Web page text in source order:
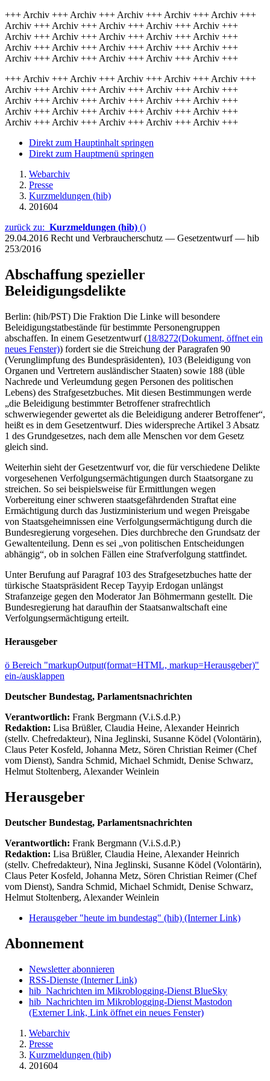
+++ Archiv +++ Archiv +++ Archiv +++ Archiv +++ Archiv +++
Archiv +++ Archiv +++ Archiv +++ Archiv +++ Archiv +++
Archiv +++ Archiv +++ Archiv +++ Archiv +++ Archiv +++
Archiv +++ Archiv +++ Archiv +++ Archiv +++ Archiv +++
Archiv +++ Archiv +++ Archiv +++ Archiv +++ Archiv +++
+++ Archiv +++ Archiv +++ Archiv +++ Archiv +++ Archiv +++
Archiv +++ Archiv +++ Archiv +++ Archiv +++ Archiv +++
Archiv +++ Archiv +++ Archiv +++ Archiv +++ Archiv +++
Archiv +++ Archiv +++ Archiv +++ Archiv +++ Archiv +++
Archiv +++ Archiv +++ Archiv +++ Archiv +++ Archiv +++
Direkt zum Hauptinhalt springen
Direkt zum Hauptmenü springen
Webarchiv
Presse
Kurzmeldungen (hib)
201604
zurück zu: Kurzmeldungen (hib) ()
29.04.2016 Recht und Verbraucherschutz — Gesetzentwurf — hib
253/2016
Abschaffung spezieller
Beleidigungsdelikte
Berlin: (hib/PST) Die Fraktion Die Linke will besondere
Beleidigungstatbestände für bestimmte Personengruppen
abschaffen. In einem Gesetzentwurf (18/8272(Dokument, öffnet ein
neues Fenster)) fordert sie die Streichung der Paragrafen 90
(Verunglimpfung des Bundespräsidenten), 103 (Beleidigung von
Organen und Vertretern ausländischer Staaten) sowie 188 (üble
Nachrede und Verleumdung gegen Personen des politischen
Lebens) des Strafgesetzbuches. Mit diesen Bestimmungen werde
„die Beleidigung bestimmter Betroffener strafrechtlich
schwerwiegender gewertet als die Beleidigung anderer Betroffener“,
heißt es in dem Gesetzentwurf. Dies widerspreche Artikel 3 Absatz
1 des Grundgesetzes, nach dem alle Menschen vor dem Gesetz
gleich sind.
Weiterhin sieht der Gesetzentwurf vor, die für verschiedene Delikte
vorgesehenen Verfolgungsermächtigungen durch Staatsorgane zu
streichen. So sei beispielsweise für Ermittlungen wegen
Vorbereitung einer schweren staatsgefährdenden Straftat eine
Ermächtigung durch das Justizministerium und wegen Preisgabe
von Staatsgeheimnissen eine Verfolgungsermächtigung durch die
Bundesregierung vorgesehen. Dies durchbreche den Grundsatz der
Gewaltenteilung. Denn es sei „von politischen Entscheidungen
abhängig“, ob in solchen Fällen eine Strafverfolgung stattfindet.
Unter Berufung auf Paragraf 103 des Strafgesetzbuches hatte der
türkische Staatspräsident Recep Tayyip Erdogan unlängst
Strafanzeige gegen den Moderator Jan Böhmermann gestellt. Die
Bundesregierung hat daraufhin der Staatsanwaltschaft eine
Verfolgungsermächtigung erteilt.
Herausgeber
ö Bereich "markupOutput(format=HTML, markup=Herausgeber)"
ein-/ausklappen
Deutscher Bundestag, Parlamentsnachrichten
Verantwortlich: Frank Bergmann (V.i.S.d.P.)
Redaktion: Lisa Brüßler, Claudia Heine, Alexander Heinrich
(stellv. Chefredakteur), Nina Jeglinski, Susanne Ködel (Volontärin),
Claus Peter Kosfeld, Johanna Metz, Sören Christian Reimer (Chef
vom Dienst), Sandra Schmid, Michael Schmidt, Denise Schwarz,
Helmut Stoltenberg, Alexander Weinlein
Herausgeber
Deutscher Bundestag, Parlamentsnachrichten
Verantwortlich: Frank Bergmann (V.i.S.d.P.)
Redaktion: Lisa Brüßler, Claudia Heine, Alexander Heinrich
(stellv. Chefredakteur), Nina Jeglinski, Susanne Ködel (Volontärin),
Claus Peter Kosfeld, Johanna Metz, Sören Christian Reimer (Chef
vom Dienst), Sandra Schmid, Michael Schmidt, Denise Schwarz,
Helmut Stoltenberg, Alexander Weinlein
Herausgeber "heute im bundestag" (hib) (Interner Link)
Abonnement
Newsletter abonnieren
RSS-Dienste (Interner Link)
hib_Nachrichten im Mikroblogging-Dienst BlueSky
hib_Nachrichten im Mikroblogging-Dienst Mastodon
(Externer Link, Link öffnet ein neues Fenster)
Webarchiv
Presse
Kurzmeldungen (hib)
201604